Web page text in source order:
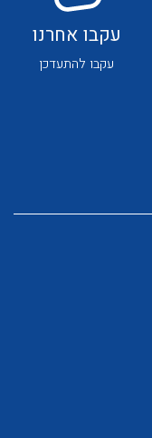
לכל מוצרי היצרן
עקבו אחרנו
עקבו להתעדכן